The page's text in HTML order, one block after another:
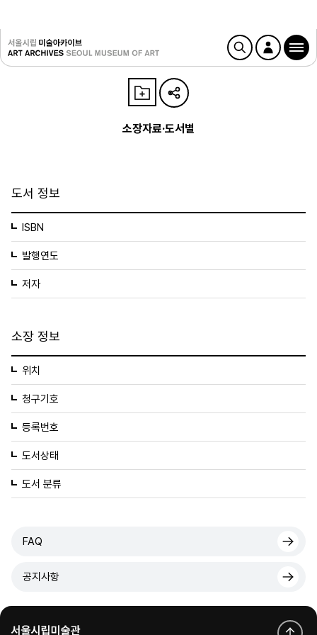
소장자료·도서별
도서 정보
ISBN
발행연도
저자
소장 정보
위치
청구기호
등록번호
도서상태
도서 분류
FAQ
공지사항